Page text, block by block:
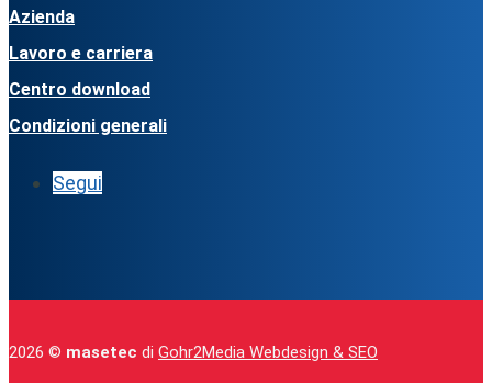
Azienda
Lavoro e carriera
Centro download
Condizioni generali
Segui
2026 © masetec di Gohr2Media Webdesign & SEO